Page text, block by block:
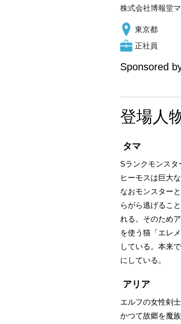
株式会社博報堂
東京都
正社員
Sponsored
登場人
タマ
Sランクモンス
ヒーモスは巨大
なおモンスター
らがら逃げるこ
れる。そのため
を使う猫「エレ
している。本来
にしている。
アリア
エルフの女性剣
かつて故郷を魔